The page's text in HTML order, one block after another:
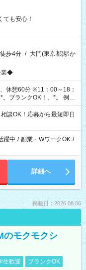
も安心！
歩4分 / 大門(東京都)駅か
◆
休憩60分 ※11：00～18：
センター/受付/販売/カフェ
ト/化粧品販売/など 様々な
談OK！応募から最短即日
躍中 / 副業・WワークOK /
詳細へ
掲載日：2026.08.06
のモクモクシ
生歓迎 ブランクOK